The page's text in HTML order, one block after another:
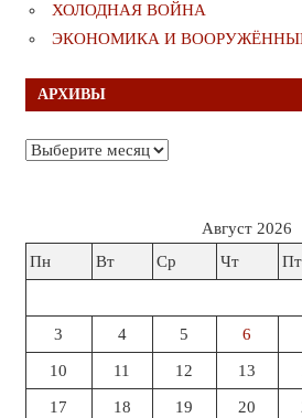
ХОЛОДНАЯ ВОЙНА
ЭКОНОМИКА И
АРХИВЫ
Архивы
Август 2026
Пн
Вт Ср Чт Пт
3 4 5 6
10 11 12 13
17 18 19 20